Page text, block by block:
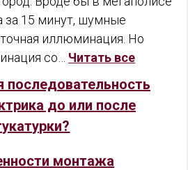
за 15 минут, шумные
иллюминация. Но
со… Читать все
последовательность
до или после
монтажа